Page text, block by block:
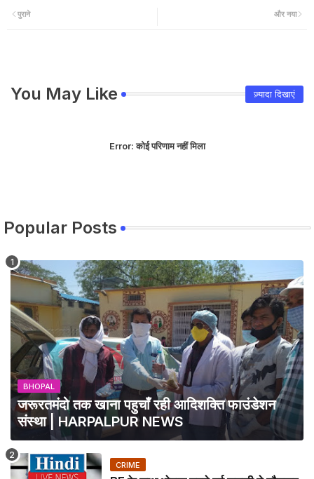
और नया
पुराने
You May Like ज़्यादा दिखाएं
Error:कोई परिणाम नहीं मिला
Popular Posts
BHOPAL
जरूरतमंदो तक खाना पहुचाँ रही आदिशक्ति फाउंडेशन
संस्था | HARPALPUR NEWS
CRIME